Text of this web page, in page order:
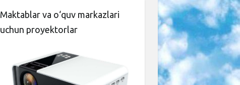
Maktablar va o‘quv markazlari
uchun proyektorlar